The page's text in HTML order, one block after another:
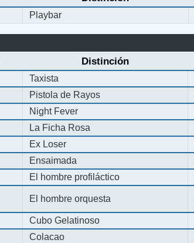
Playbar
Distinción
Taxista
Pistola de Rayos
Night Fever
La Ficha Rosa
Ex Loser
Ensaimada
El hombre profiláctico
El hombre orquesta
Cubo Gelatinoso
Colacao